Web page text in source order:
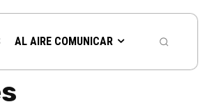
AL AIRE COMUNICAR